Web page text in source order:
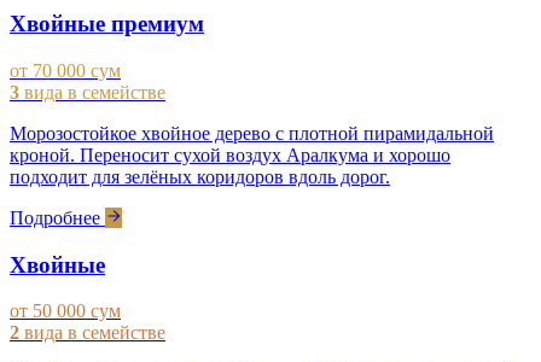
Хвойные премиум
от 70 000 сум
3 вида в семействе
Морозостойкое хвойное дерево с плотной пирамидальной
кроной. Переносит сухой воздух Аралкума и хорошо
подходит для зелёных коридоров вдоль дорог.
Подробнее
Хвойные
от 50 000 сум
2 вида в семействе